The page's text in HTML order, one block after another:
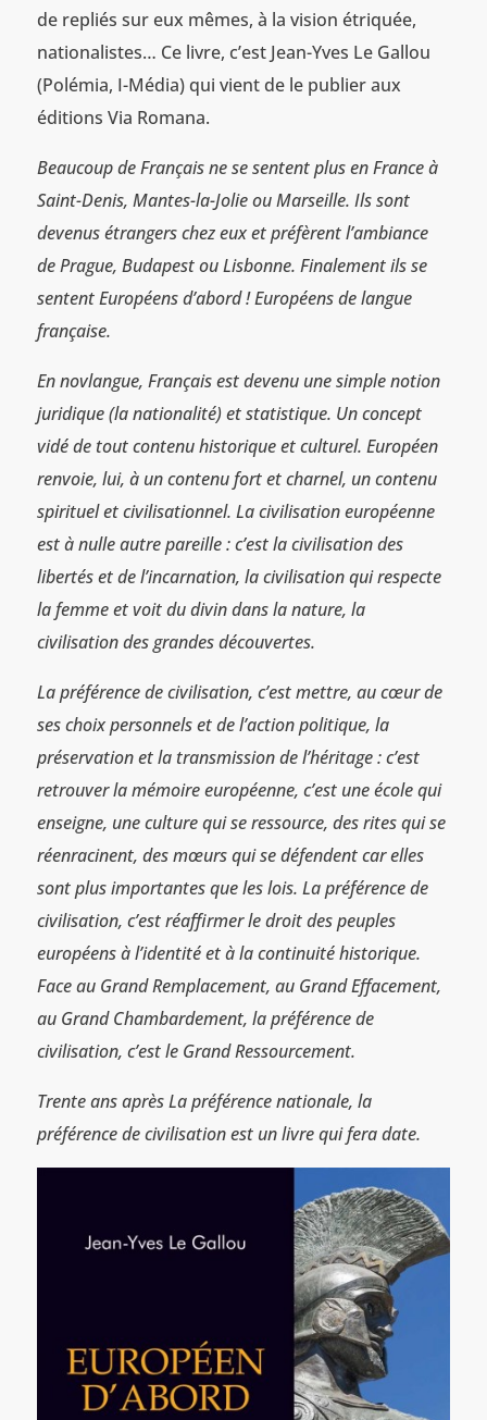
de repliés sur eux mêmes, à la vision étriquée,
nationalistes… Ce livre, c’est Jean-Yves Le Gallou
(Polémia, I-Média) qui vient de le publier aux
éditions Via Romana.
Beaucoup de Français ne se sentent plus en France à
Saint-Denis, Mantes-la-Jolie ou Marseille. Ils sont
devenus étrangers chez eux et préfèrent l’ambiance
de Prague, Budapest ou Lisbonne. Finalement ils se
sentent Européens d’abord ! Européens de langue
française.
En novlangue, Français est devenu une simple notion
juridique (la nationalité) et statistique. Un concept
vidé de tout contenu historique et culturel. Européen
renvoie, lui, à un contenu fort et charnel, un contenu
spirituel et civilisationnel. La civilisation européenne
est à nulle autre pareille : c’est la civilisation des
libertés et de l’incarnation, la civilisation qui respecte
la femme et voit du divin dans la nature, la
civilisation des grandes découvertes.
La préférence de civilisation, c’est mettre, au cœur de
ses choix personnels et de l’action politique, la
préservation et la transmission de l’héritage : c’est
retrouver la mémoire européenne, c’est une école qui
enseigne, une culture qui se ressource, des rites qui se
réenracinent, des mœurs qui se défendent car elles
sont plus importantes que les lois. La préférence de
civilisation, c’est réaffirmer le droit des peuples
européens à l’identité et à la continuité historique.
Face au Grand Remplacement, au Grand Effacement,
au Grand Chambardement, la préférence de
civilisation, c’est le Grand Ressourcement.
Trente ans après La préférence nationale, la
préférence de civilisation est un livre qui fera date.